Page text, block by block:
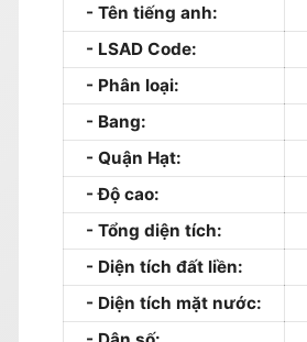
Tên tiếng anh:
LSAD Code:
Phân loại:
Bang:
Quận Hạt:
Độ cao:
Tổng diện tích:
Diện tích đất liền:
Diện tích mặt nước: